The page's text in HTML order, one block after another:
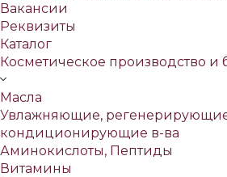
Вакансии
Реквизиты
Каталог
Косметическое производство и
Масла
Увлажняющие,
кондиционирующие в-ва
Аминокислоты, Пептиды
Витамины